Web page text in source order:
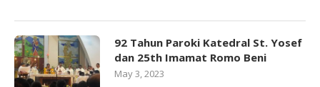
92 Tahun Paroki Katedral St. Yosef
dan 25th Imamat Romo Beni
May 3, 2023